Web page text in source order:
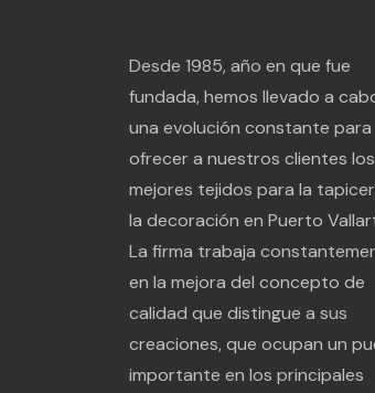
Desde 1985, año en que fue
fundada, hemos llevado a
una evolución constante para
ofrecer a nuestros clientes los
mejores tejidos para la
la decoración en Puerto
La firma trabaja
en la mejora del concepto de
calidad que distingue a sus
creaciones, que ocupan un
importante en los principales